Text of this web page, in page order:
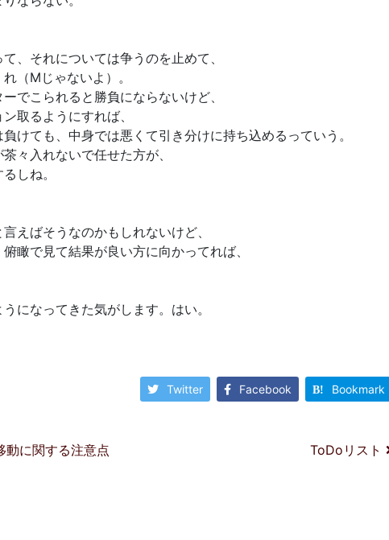
、それについては争うのを止めて、
（Mじゃないよ）。
でこられると勝負にならないけど、
取るようにすれば、
けても、中身では悪くて引き分けに持ち込めるっていう。
々入れないで任せた方が、
しね。
えばそうなのかもしれないけど、
瞰で見て結果が良い方に向かってれば、
になってきた気がします。はい。
Twitter Facebook Bookmark
ン
に関する注意点 ToDoリスト